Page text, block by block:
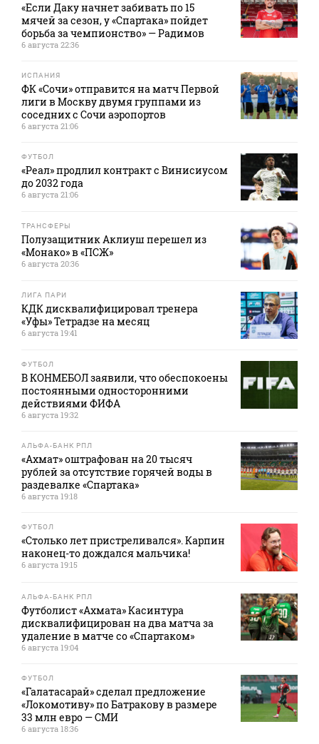
«Если Даку начнет забивать по 15
мячей за сезон, у «Спартака» пойдет
борьба за чемпионство» — Радимов
6 августа 22:36
ИСПАНИЯ
ФК «Сочи» отправится на матч Первой
лиги в Москву двумя группами из
соседних с Сочи аэропортов
6 августа 21:06
ФУТБОЛ
«Реал» продлил контракт с Винисиусом
до 2032 года
6 августа 21:06
ТРАНСФЕРЫ
Полузащитник Аклиуш перешел из
«Монако» в «ПСЖ»
6 августа 20:36
ЛИГА ПАРИ
КДК дисквалифицировал тренера
«Уфы» Тетрадзе на месяц
6 августа 19:41
ФУТБОЛ
В КОНМЕБОЛ заявили, что обеспокоены
постоянными односторонними
действиями ФИФА
6 августа 19:32
АЛЬФА-БАНК РПЛ
«Ахмат» оштрафован на 20 тысяч
рублей за отсутствие горячей воды в
раздевалке «Спартака»
6 августа 19:18
ФУТБОЛ
«Столько лет пристреливался». Карпин
наконец-то дождался мальчика!
6 августа 19:15
АЛЬФА-БАНК РПЛ
Футболист «Ахмата» Касинтура
дисквалифицирован на два матча за
удаление в матче со «Спартаком»
6 августа 19:04
ФУТБОЛ
«Галатасарай» сделал предложение
«Локомотиву» по Батракову в размере
33 млн евро — СМИ
6 августа 18:36